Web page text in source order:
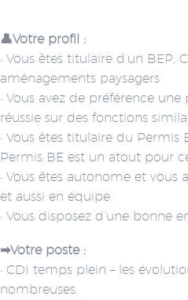
👤Votre profil :
• Vous êtes titulaire d’un BEP,
aménagements paysagers
• Vous avez de préférence
réussie sur des fonctions
• Vous êtes titulaire du
Permis BE est un atout pour
• Vous êtes autonome et vous
et aussi en équipe
• Vous disposez d’une bonne
➡Votre poste :
• CDI temps plein – les
nombreuses.